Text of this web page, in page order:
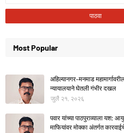
Most Popular
अहिल्यानगर–मनमाड
न्यायालयाने घेतली गंभीर दखल
जुलै २१, २०२६
पवार यांच्या पाठपुराव्याला यश;
माफियांवर मोक्का अंतर्गत